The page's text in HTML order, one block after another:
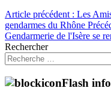
Article précédent : Les
gendarmes du Rhône
Gendarmerie de l'Isère se
Rechercher
Flash